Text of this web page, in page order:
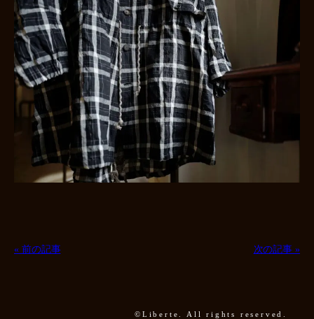
« 前の記事 次の記事 »
©Liberte. All rights reserved.